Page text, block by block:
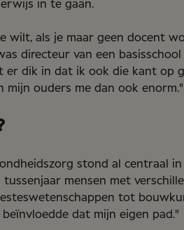
in te gaan.
wilt, als je maar geen docent
directeur van een
er dik in dat ik ook die kant op
ouders me dan ook enorm."
stond al centraal in
mensen met
tot
dat mijn eigen pad."